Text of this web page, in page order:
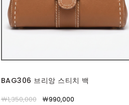
BAG306 브리앙 스티치 백
￦1,350,000 ￦990,000